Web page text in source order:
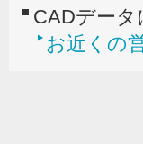
CADデー
お近くの